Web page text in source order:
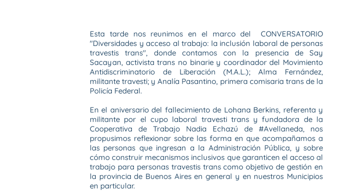
Esta tarde nos reunimos en el marco del CONVERSATORIO
"Diversidades y acceso al trabajo: la inclusión laboral de personas
travestis trans", donde contamos con la presencia de Say
Sacayan, activista trans no binarie y coordinador del Movimiento
Antidiscriminatorio de Liberación (M.A.L.); Alma Fernández,
militante travesti; y Analía Pasantino, primera comisaria trans de la
Policía Federal.
En el aniversario del fallecimiento de Lohana Berkins, referenta y
militante por el cupo laboral travesti trans y fundadora de la
Cooperativa de Trabajo Nadia Echazú de #Avellaneda, nos
propusimos reflexionar sobre las forma en que acompañamos a
las personas que ingresan a la Administración Pública, y sobre
cómo construir mecanismos inclusivos que garanticen el acceso al
trabajo para personas travestis trans como objetivo de gestión en
la provincia de Buenos Aires en general y en nuestros Municipios
en particular.